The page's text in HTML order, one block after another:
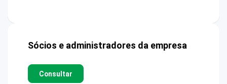
Sócios e administradores da empresa
Consultar